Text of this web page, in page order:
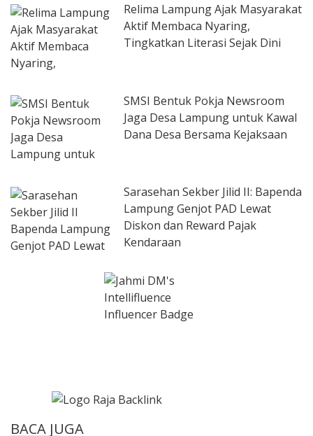
Relima Lampung Ajak Masyarakat
Aktif Membaca Nyaring,
Tingkatkan Literasi Sejak Dini
SMSI Bentuk Pokja Newsroom
Jaga Desa Lampung untuk Kawal
Dana Desa Bersama Kejaksaan
Sarasehan Sekber Jilid II: Bapenda
Lampung Genjot PAD Lewat
Diskon dan Reward Pajak
Kendaraan
BACA JUGA